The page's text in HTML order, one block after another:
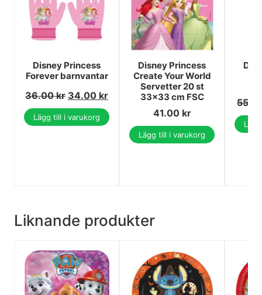
Disney Princess
Forever barnvantar
36.00kr 34.00 kr
Lägg till i varukorg
Disney Princess
Create Your World
Servetter 20 st
33x33 cm FSC
41.00 kr
Lägg till i varukorg
Liknande produkter